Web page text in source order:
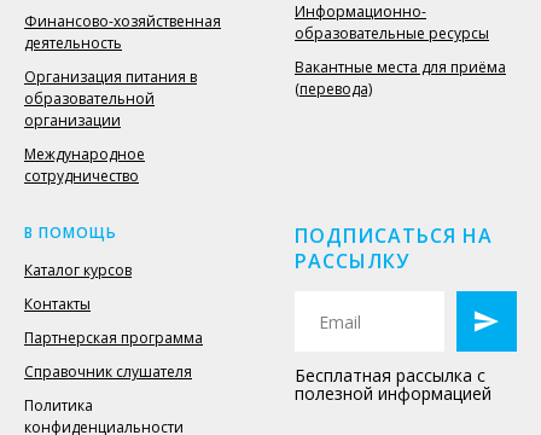
Финансово-хозяйственная
деятельность
Организация питания в
образовательной
организации
Международное
сотрудничество
Информационно-
образовательные ресурсы
Вакантные места для приёма
(перевода)
В ПОМОЩЬ
Каталог курсов
Контакты
Партнерская программа
Справочник слушателя
Политика
конфиденциальности
ПОДПИСАТЬСЯ НА
РАССЫЛКУ
Бесплатная рассылка с
полезной информацией